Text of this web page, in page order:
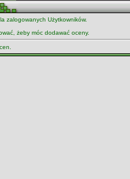
zalogowanych Użytkowników.
żeby móc dodawać oceny.